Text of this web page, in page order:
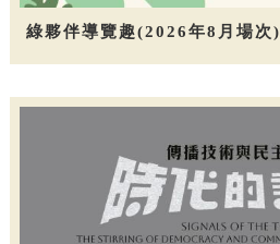
綠夥伴導覽趣(2026年8月場次)